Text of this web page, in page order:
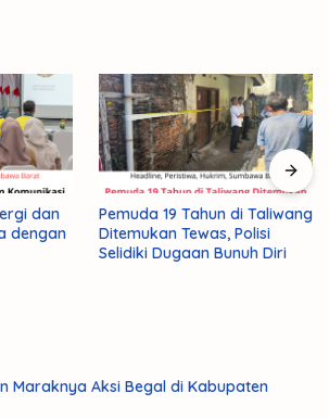
Diri
179 Peserta Lolos Tahap
Awal Program Prima,
Rebutkan 50 Kursi Emas ke
Maraknya Aksi Begal di Kabupaten